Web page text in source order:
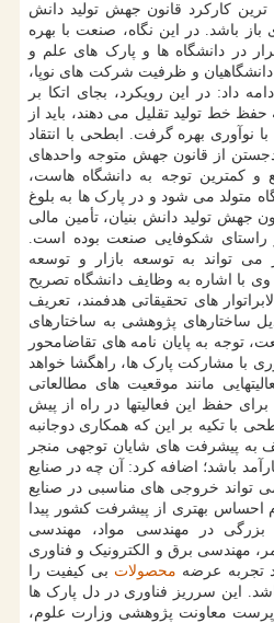
کارکرد قانون جهش تولید دانش
باز باشد. در این نگاه، صنعت با بهره
در دانشگاه ها و پارک های علم و
و ظرفیت شرکت های نوپا،
داد: در این رویکرد، بجای اتکا بر
خط تولید تقلیل می دهند، باید از
نوآوری بهره گرفت. ابطحی با انتقاد
از قانون جهش متوجه واحدهای
و کمترین توجه به دانشگاه هاست،
متولد می شود و در پارک ها به بلوغ
جهش تولید دانش بنیان، تأمین مالی
راستای شکوفایی صنعت بوده است.
می تواند به توسعه بازار و توسعه
با اشاره به وظایف دانشگاه تصریح
های تحقیقاتی هدفمند، تعریف
پژوهشی به ساختارهای
توجه به پایان نامه های تقاضامحور
با مشارکت پارک ها، راهگشا خواهد
مانند موقعیت های مطالعاتی
حفظ این فعالیتها در راه از پیش
با تکیه بر این که همکاری دوجانبه
به پیشرفت های شایان توجهی منجر
باشد؛ اضافه کرد: آن چه در صنایع
خروجی های مناسبی در صنایع
احساس بهتری از پیشرفت کشور پیدا
بزرگی در مهندسی مواد، مهندسی
مهندسی برق و الکترونیک و فناوری
تجربه عرضه محصولات بی کیفیت را
این سرریز فناوری در دل پارک ها
معاونت پژوهشی وزارت علوم،